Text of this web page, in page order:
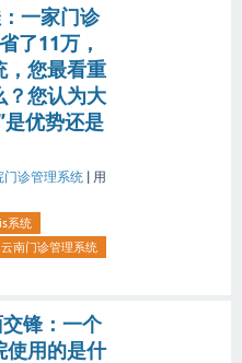
一家门诊
了11万，
，您最看重
？您认为大
是优势还是
门诊管理系统 | 用
系统
云南门诊管理系统
锋：一个
使用的是什